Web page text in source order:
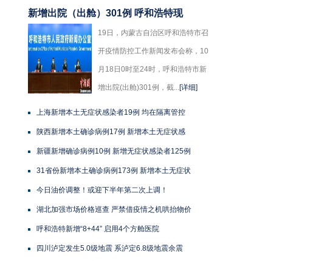
新增出院（出舱）301例 呼和浩特现
19日，内蒙古自治区呼和浩特市召
开疫情防控工作新闻发布会称，10
月18日0时至24时，呼和浩特市新
增出院(出舱)301例，截...[详细]
上海新增本土无症状感染者19例 均在隔离管控
陕西新增本土确诊病例17例 新增本土无症状感
新疆新增确诊病例10例 新增无症状感染者125例
31省份新增本土确诊病例173例 新增本土无症状
今日油价调整！或迎下半年第二次上调！
湖北加强市场价格巡查 严禁借疫情之机哄抬物价
呼和浩特新增“8+44” 启用4个方舱医院
四川泸定发生5.0级地震 系泸定6.8级地震余震